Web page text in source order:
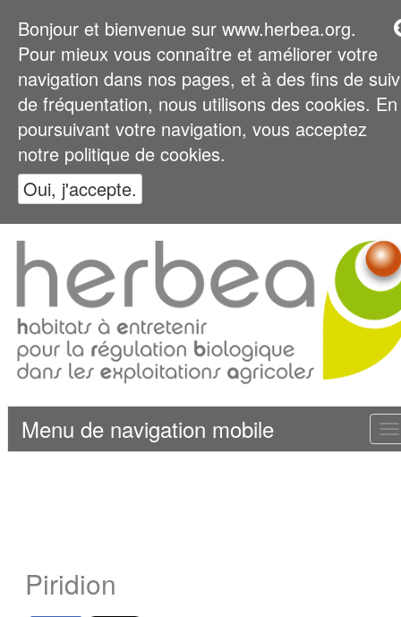
Bonjour et bienvenue sur www.herbea.org.
Pour mieux vous connaître et améliorer votre
navigation dans nos pages, et à des fins de
de fréquentation, nous utilisons des cookies. En
poursuivant votre navigation, vous acceptez
notre politique de cookies.
Oui, j'accepte.
Menu de navigation mobile
Piridion